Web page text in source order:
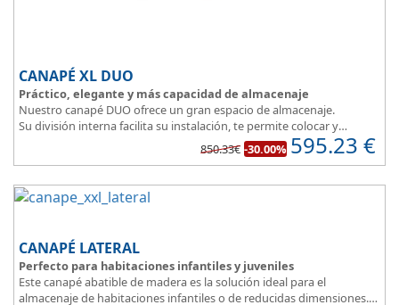
CANAPÉ XL DUO
Práctico, elegante y más capacidad de almacenaje
Nuestro canapé DUO ofrece un gran espacio de almacenaje.
Su división interna facilita su instalación, te permite colocar y
distribuir mucho mejor todo lo que quieres guardar.
Asegura la firmeza y calidad en el descanso.
850.33€ -30.00% 595.23 €
CANAPÉ LATERAL
Perfecto para habitaciones infantiles y juveniles
Este canapé abatible de madera es la solución ideal para el
almacenaje de habitaciones infantiles o de reducidas dimensiones.